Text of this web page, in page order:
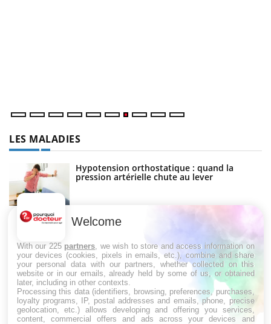
LES MALADIES
Hypotension orthostatique : quand la
pression artérielle chute au lever
Drépanocytose : une déformation des
Maladie de Charcot (Sclérose latérale
amyotrophique)
Welcome
With our 225 partners , we wish to store and access information on
your devices (cookies, pixels in emails, etc.), combine and share
your personal data with our partners, whether collected on this
website or in our emails, already held by some of us, or obtained
later, including in other contexts.
Processing this data (identifiers, browsing, preferences, purchases,
loyalty programs, IP, postal addresses and emails, phone, precise
geolocation, etc.) allows developing and offering you services,
content, commercial offers and ads across your devices and